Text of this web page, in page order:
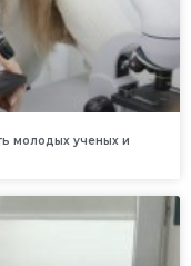
молодых ученых и